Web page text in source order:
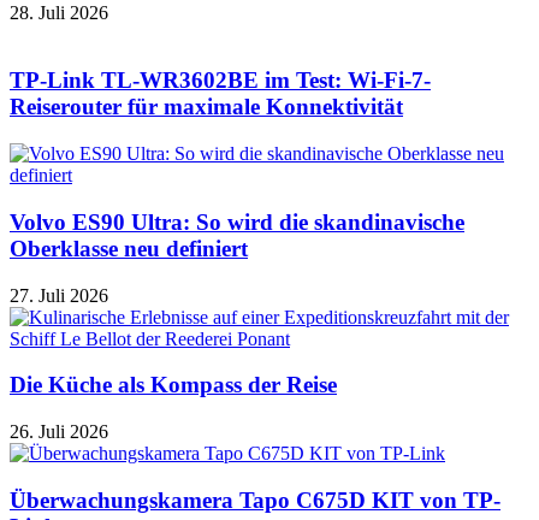
28. Juli 2026
TP-Link TL-WR3602BE im Test: Wi-Fi-7-
Reiserouter für maximale Konnektivität
Volvo ES90 Ultra: So wird die skandinavische
Oberklasse neu definiert
27. Juli 2026
Die Küche als Kompass der Reise
26. Juli 2026
Überwachungskamera Tapo C675D KIT von TP-